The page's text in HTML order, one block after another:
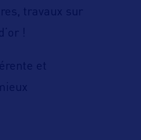
travaux sur
!
et